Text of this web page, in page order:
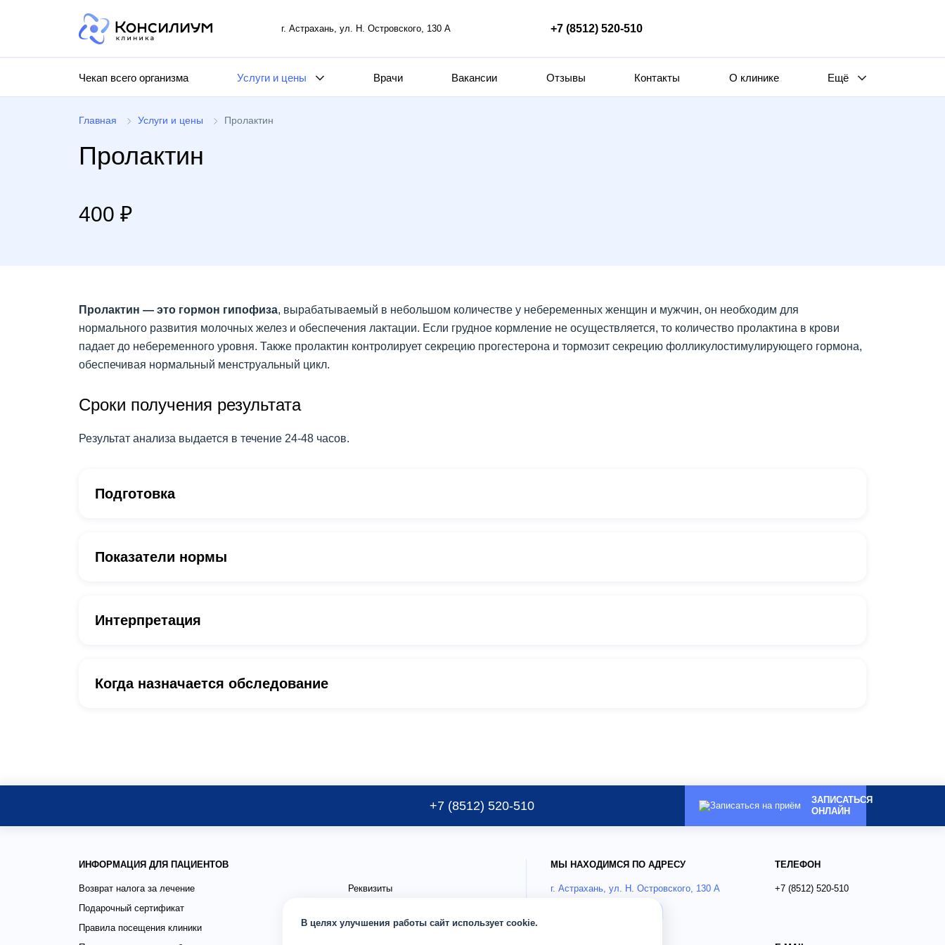
г. Астрахань, ул. Н. Островского, 130 А +7 (8512) 520-510
Чекап всего организма Услуги и цены Врачи Вакансии Отзывы Контакты О клинике Ещё
Главная Услуги и цены Пролактин
Пролактин
400 ₽
Пролактин — это гормон гипофиза, вырабатываемый в небольшом количестве у небеременных женщин и мужчин, он необходим для
нормального развития молочных желез и обеспечения лактации. Если грудное кормление не осуществляется, то количество пролактина в крови
падает до небеременного уровня. Также пролактин контролирует секрецию прогестерона и тормозит секрецию фолликулостимулирующего гормона,
обеспечивая нормальный менструальный цикл.
Сроки получения результата
Результат анализа выдается в течение 24-48 часов.
Подготовка
Показатели нормы
Интерпретация
Когда назначается обследование
+7 (8512) 520-510
ЗАПИСАТЬСЯ
ОНЛАЙН
ИНФОРМАЦИЯ ДЛЯ ПАЦИЕНТОВ
Возврат налога за лечение
Подарочный сертификат
Правила посещения клиники
Реквизиты
Блог
МЫ НАХОДИМСЯ ПО АДРЕСУ
г. Астрахань, ул. Н. Островского, 130 А
ТЕЛЕФОН
+7 (8512)520-510
В целях улучшения работы сайт использует cookie.